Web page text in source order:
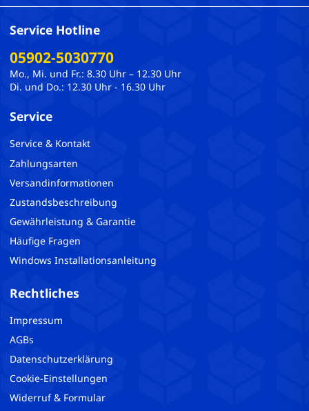
Service Hotline
05902-5030770
Mo., Mi. und Fr.: 8.30 Uhr – 12.30 Uhr
Di. und Do.: 12.30 Uhr - 16.30 Uhr
Service
Service & Kontakt
Zahlungsarten
Versandinformationen
Zustandsbeschreibung
Gewährleistung & Garantie
Häufige Fragen
Windows Installationsanleitung
Rechtliches
Impressum
AGBs
Datenschutzerklärung
Cookie-Einstellungen
Widerruf & Formular